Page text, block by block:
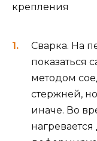
крепления
Сварка. На
показаться
методом
стержней,
иначе. Во